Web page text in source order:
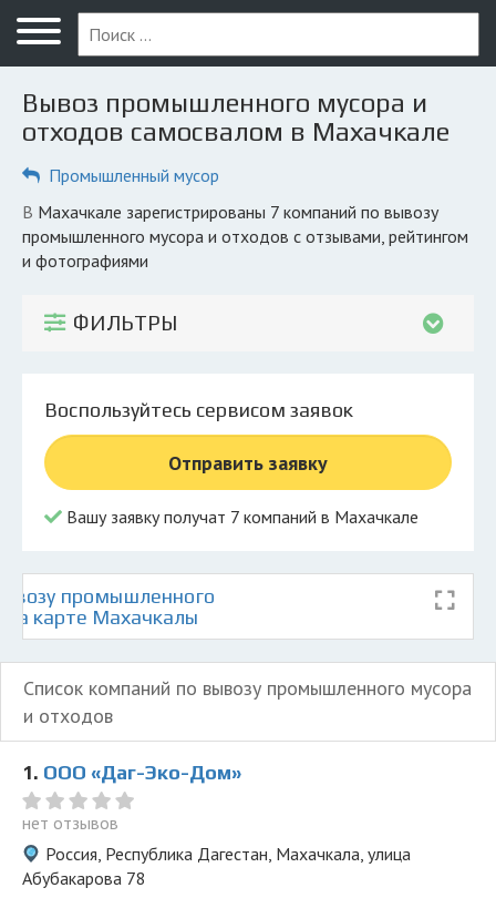
Меню
Главная
Вопрос юристу
Компании
КОМПАНИЯМ
© 2026 Все права защищены
Вывоз промышленного мусора и
отходов самосвалом в Махачкале
Промышленный мусор
в Махачкале зарегистрированы 7 компаний по вывозу
промышленного мусора и отходов с отзывами, рейтингом
и фотографиями
ФИЛЬТРЫ
Воспользуйтесь сервисом заявок
Отправить заявку
Вашу заявку получат 7 компаний в Махачкале
промышленного
на карте Махачкалы
Список компаний по вывозу промышленного мусора
и отходов
1. ООО «Даг-Эко-Дом»
нет отзывов
Россия, Республика Дагестан, Махачкала, улица
Абубакарова 78